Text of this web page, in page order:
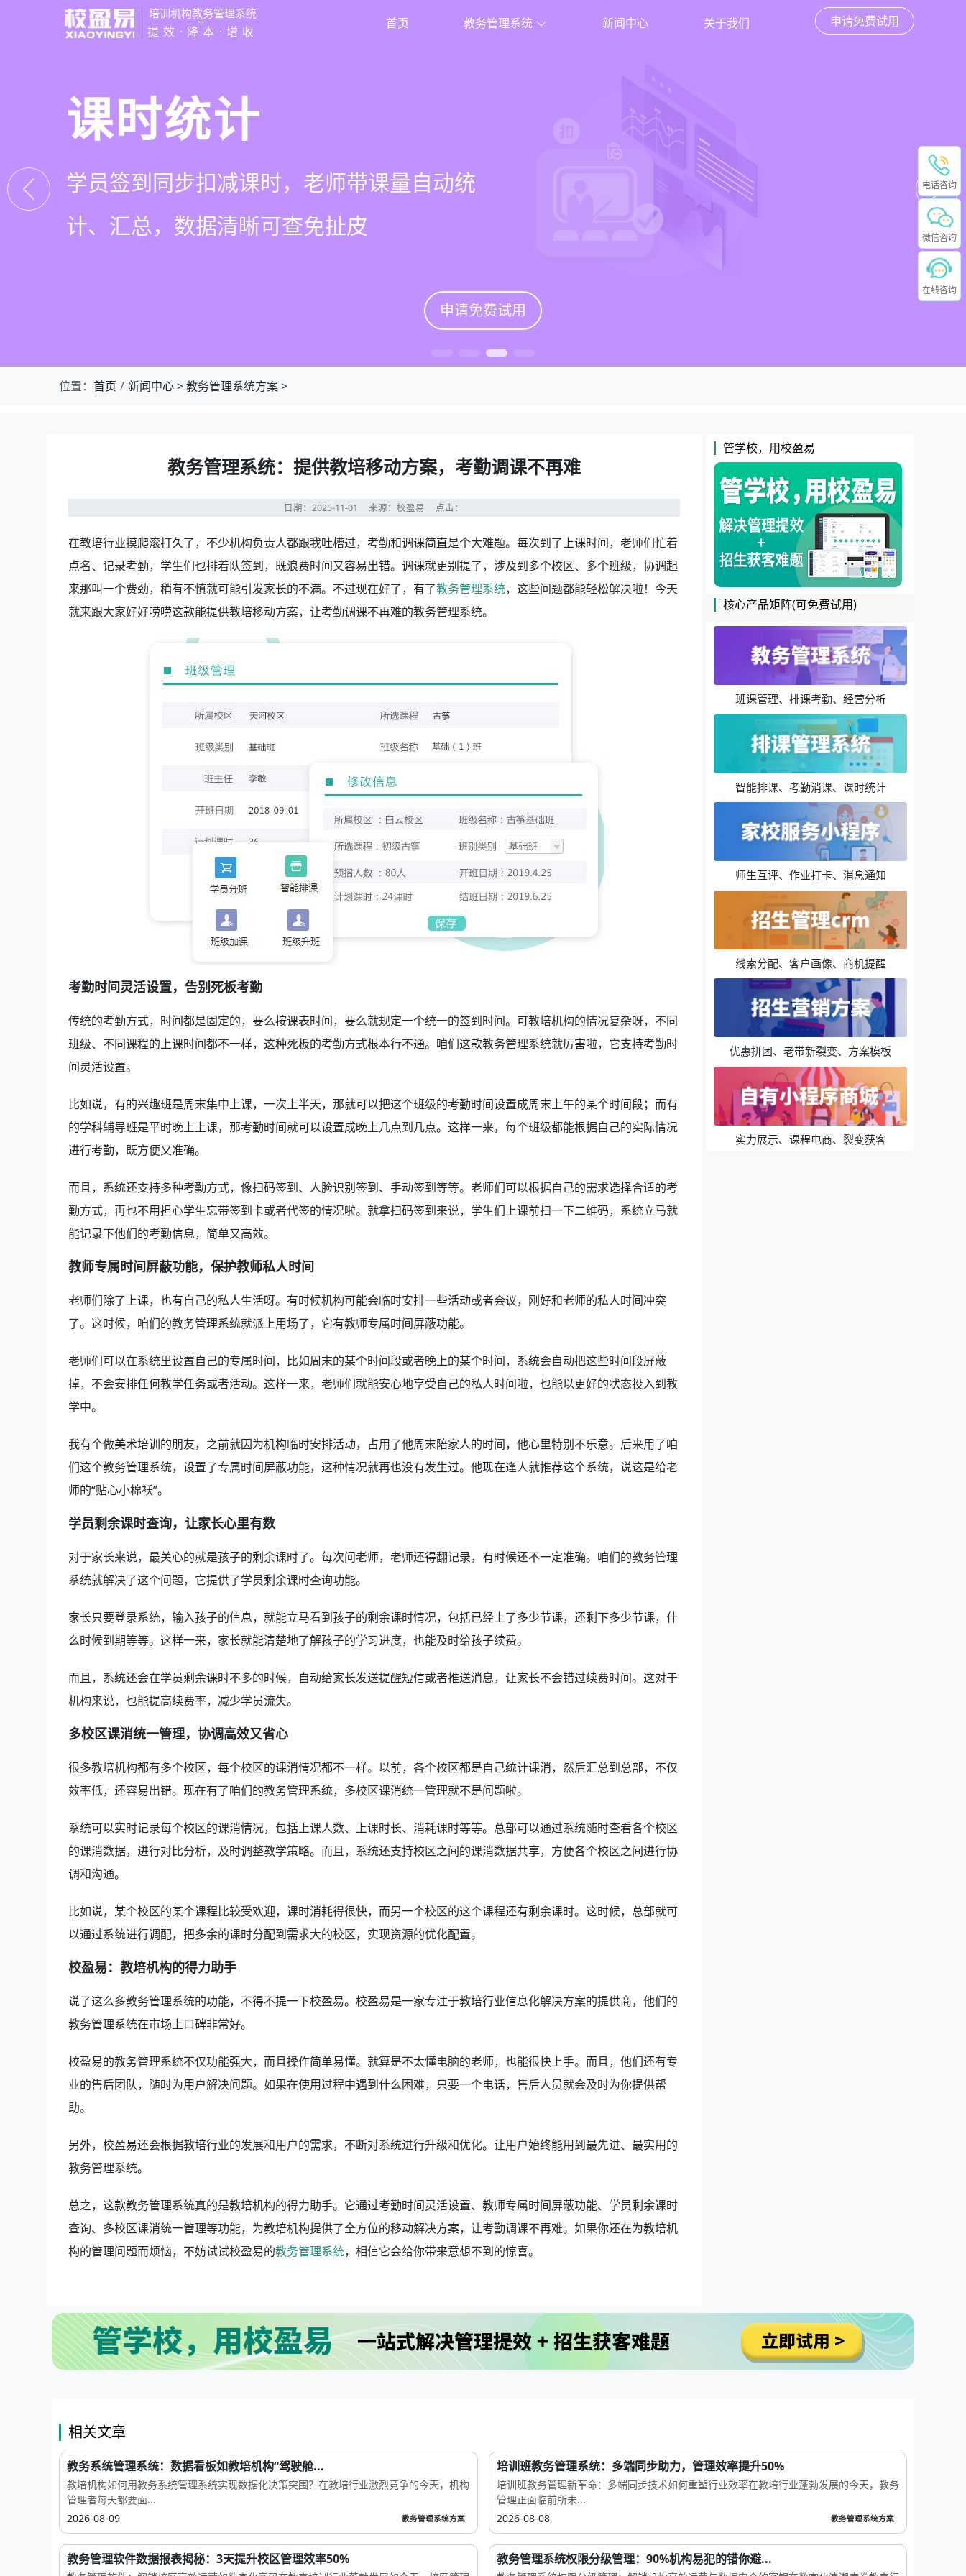
培训机构教务管理系统
+
提效·降本·增收
首页 教务管理系统 新闻中心 关于我们 申请免费试用
管学校，用校盈易
培训机构教务管理系统
有效提升运营管理效率45%
申请免费试用
智能排课
可视化排课，智能冲突异常检测提醒，课表
自动生成，一健导出，准确高效
申请免费试用
课时统计
学员签到同步扣减课时，老师带课量自动统
计、汇总，数据清晰可查免扯皮
申请免费试用
家校互动
一部手机链接教师、学员、家长，沟通互动
零距离，服务贴心铸口碑促续费
申请免费试用
位置： 首页 新闻中心>教务管理系统方案>
教务管理系统：提供教培移动方案，考勤调课不再难
日期：2025-11-01来源：校盈易 点击：
在教培行业摸爬滚打久了，不少机构负责人都跟我吐槽过，考勤和调课简直是个大难题。每次到了上课时间，老师们忙着
点名、记录考勤，学生们也排着队签到，既浪费时间又容易出错。调课就更别提了，涉及到多个校区、多个班级，协调起
来那叫一个费劲，稍有不慎就可能引发家长的不满。不过现在好了，有了教务管理系统，这些问题都能轻松解决啦！今天
就来跟大家好好唠唠这款能提供教培移动方案，让考勤调课不再难的教务管理系统。
考勤时间灵活设置，告别死板考勤
传统的考勤方式，时间都是固定的，要么按课表时间，要么就规定一个统一的签到时间。可教培机构的情况复杂呀，不同
班级、不同课程的上课时间都不一样，这种死板的考勤方式根本行不通。咱们这款教务管理系统就厉害啦，它支持考勤时
间灵活设置。
比如说，有的兴趣班是周末集中上课，一次上半天，那就可以把这个班级的考勤时间设置成周末上午的某个时间段；而有
的学科辅导班是平时晚上上课，那考勤时间就可以设置成晚上几点到几点。这样一来，每个班级都能根据自己的实际情况
进行考勤，既方便又准确。
而且，系统还支持多种考勤方式，像扫码签到、人脸识别签到、手动签到等等。老师们可以根据自己的需求选择合适的考
勤方式，再也不用担心学生忘带签到卡或者代签的情况啦。就拿扫码签到来说，学生们上课前扫一下二维码，系统立马就
能记录下他们的考勤信息，简单又高效。
教师专属时间屏蔽功能，保护教师私人时间
老师们除了上课，也有自己的私人生活呀。有时候机构可能会临时安排一些活动或者会议，刚好和老师的私人时间冲突
了。这时候，咱们的教务管理系统就派上用场了，它有教师专属时间屏蔽功能。
老师们可以在系统里设置自己的专属时间，比如周末的某个时间段或者晚上的某个时间，系统会自动把这些时间段屏蔽
掉，不会安排任何教学任务或者活动。这样一来，老师们就能安心地享受自己的私人时间啦，也能以更好的状态投入到教
学中。
我有个做美术培训的朋友，之前就因为机构临时安排活动，占用了他周末陪家人的时间，他心里特别不乐意。后来用了咱
们这个教务管理系统，设置了专属时间屏蔽功能，这种情况就再也没有发生过。他现在逢人就推荐这个系统，说这是给老
师的“贴心小棉袄”。
学员剩余课时查询，让家长心里有数
对于家长来说，最关心的就是孩子的剩余课时了。每次问老师，老师还得翻记录，有时候还不一定准确。咱们的教务管理
系统就解决了这个问题，它提供了学员剩余课时查询功能。
家长只要登录系统，输入孩子的信息，就能立马看到孩子的剩余课时情况，包括已经上了多少节课，还剩下多少节课，什
么时候到期等等。这样一来，家长就能清楚地了解孩子的学习进度，也能及时给孩子续费。
而且，系统还会在学员剩余课时不多的时候，自动给家长发送提醒短信或者推送消息，让家长不会错过续费时间。这对于
机构来说，也能提高续费率，减少学员流失。
多校区课消统一管理，协调高效又省心
很多教培机构都有多个校区，每个校区的课消情况都不一样。以前，各个校区都是自己统计课消，然后汇总到总部，不仅
效率低，还容易出错。现在有了咱们的教务管理系统，多校区课消统一管理就不是问题啦。
系统可以实时记录每个校区的课消情况，包括上课人数、上课时长、消耗课时等等。总部可以通过系统随时查看各个校区
的课消数据，进行对比分析，及时调整教学策略。而且，系统还支持校区之间的课消数据共享，方便各个校区之间进行协
调和沟通。
比如说，某个校区的某个课程比较受欢迎，课时消耗得很快，而另一个校区的这个课程还有剩余课时。这时候，总部就可
以通过系统进行调配，把多余的课时分配到需求大的校区，实现资源的优化配置。
校盈易：教培机构的得力助手
说了这么多教务管理系统的功能，不得不提一下校盈易。校盈易是一家专注于教培行业信息化解决方案的提供商，他们的
教务管理系统在市场上口碑非常好。
校盈易的教务管理系统不仅功能强大，而且操作简单易懂。就算是不太懂电脑的老师，也能很快上手。而且，他们还有专
业的售后团队，随时为用户解决问题。如果在使用过程中遇到什么困难，只要一个电话，售后人员就会及时为你提供帮
助。
另外，校盈易还会根据教培行业的发展和用户的需求，不断对系统进行升级和优化。让用户始终能用到最先进、最实用的
教务管理系统。
总之，这款教务管理系统真的是教培机构的得力助手。它通过考勤时间灵活设置、教师专属时间屏蔽功能、学员剩余课时
查询、多校区课消统一管理等功能，为教培机构提供了全方位的移动解决方案，让考勤调课不再难。如果你还在为教培机
构的管理问题而烦恼，不妨试试校盈易的教务管理系统，相信它会给你带来意想不到的惊喜。
管学校，用校盈易
核心产品矩阵(可免费试用)
班课管理、排课考勤、经营分析
智能排课、考勤消课、课时统计
师生互评、作业打卡、消息通知
线索分配、客户画像、商机提醒
优惠拼团、老带新裂变、方案模板
实力展示、课程电商、裂变获客
相关文章
教务系统管理系统：数据看板如教培机构“驾驶舱...
教培机构如何用教务系统管理系统实现数据化决策突围？在教培行业激烈竞争的今天，机构
管理者每天都要面...
2026-08-09
教务管理系统方案
培训班教务管理系统：多端同步助力，管理效率提升50%
培训班教务管理新革命：多端同步技术如何重塑行业效率在教培行业蓬勃发展的今天，教务
管理正面临前所未...
2026-08-08
教务管理系统方案
教务管理软件数据报表揭秘：3天提升校区管理效率50% 教务管理系统权限分级管理：90%机构易犯的错你避...
电话咨询
微信咨询
在线咨询